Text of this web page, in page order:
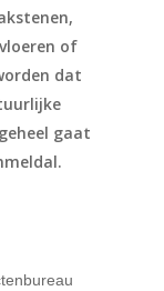
of
dat
gaat